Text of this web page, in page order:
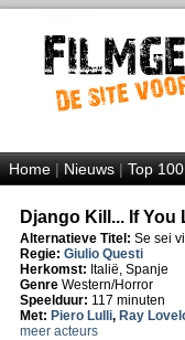
Home|Nieuws|Top 100
Django Kill... If You
Alternatieve Titel: Se sei
Regie: Giulio Questi
Herkomst: Italië, Spanje
Genre Western/Horror
Speelduur: 117 minuten
Met: Piero Lulli, Ray
meer acteurs